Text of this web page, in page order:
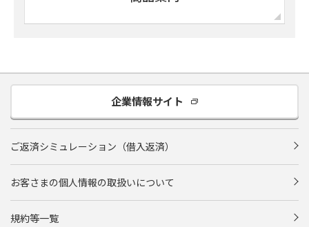
企業情報サイト
ご返済シミュレーション（借入返済）
お客さまの個人情報の取扱いについて
規約等一覧